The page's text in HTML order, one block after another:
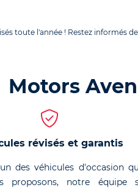
toute l'année ! Restez informés
Motors
révisés et garantis
des véhicules d'occasion
proposons, notre équipe